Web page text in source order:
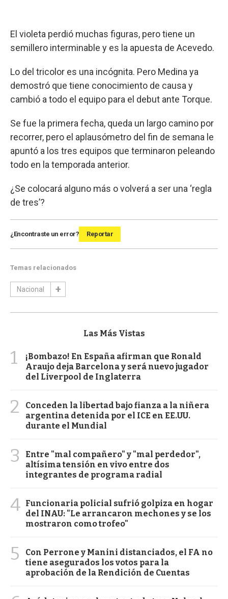
El violeta perdió muchas figuras, pero tiene un
semillero interminable y es la apuesta de Acevedo.
Lo del tricolor es una incógnita. Pero Medina ya
demostró que tiene conocimiento de causa y
cambió a todo el equipo para el debut ante Torque.
Se fue la primera fecha, queda un largo camino por
recorrer, pero el aplausómetro del fin de semana le
apuntó a los tres equipos que terminaron peleando
todo en la temporada anterior.
¿Se colocará alguno más o volverá a ser una ‘regla
de tres’?
¿Encontraste un error? Reportar
Temas relacionados
Nacional
Las Más Vistas
1
¡Bombazo! En España afirman que Ronald
Araujo deja Barcelona y será nuevo jugador
del Liverpool de Inglaterra
2
Conceden la libertad bajo fianza a la niñera
argentina detenida por el ICE en EE.UU.
durante el Mundial
3
Entre "mal compañero" y "mal perdedor",
altísima tensión en vivo entre dos
integrantes de programa radial
4 Funcionaria policial sufrió golpiza en hogar
del INAU: "Le arrancaron mechones y se los
mostraron como trofeo"
5
Con Perrone y Manini distanciados, el FA no
tiene asegurados los votos para la
aprobación de la Rendición de Cuentas